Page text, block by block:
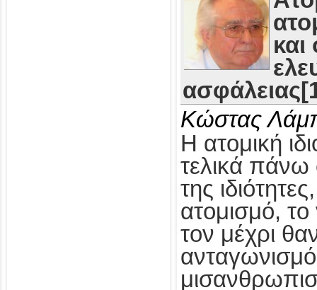
Κώστας
Η ατομική
τελικά πάνω
της
ατομισμό,
τον μέχρι